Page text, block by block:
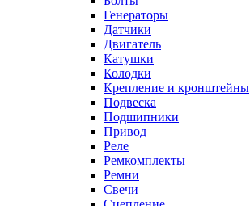
Генераторы
Датчики
Двигатель
Катушки
Колодки
Крепление и кронштейны
Подвеска
Подшипники
Привод
Реле
Ремкомплекты
Ремни
Свечи